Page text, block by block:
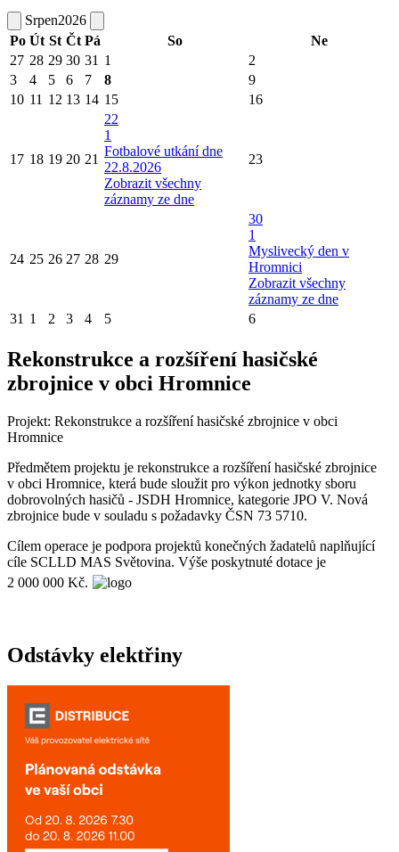
Srpen2026
Po Út St Čt Pá So
Ne
27 28 29 30 31 1
2
3
4 5 6 7 8
9
10 11 12 13 14 15 16
17 18 19 20 21
22
1
Fotbalové utkání dne
22.8.2026
Zobrazit všechny
záznamy ze dne
23
24 25 26 27 28 29
30
1
Myslivecký den v
Hromnici
Zobrazit všechny
záznamy ze dne
31 1 2 3 4 5 6
Rekonstrukce a rozšíření hasičské
zbrojnice v obci Hromnice
Projekt: Rekonstrukce a rozšíření hasičské zbrojnice v obci
Hromnice
Předmětem projektu je rekonstrukce a rozšíření hasičské zbrojnice
v obci Hromnice, která bude sloužit pro výkon jednotky sboru
dobrovolných hasičů - JSDH Hromnice, kategorie JPO V. Nová
zbrojnice bude v souladu s požadavky ČSN 73 5710.
Cílem operace je podpora projektů konečných žadatelů naplňující
cíle SCLLD MAS Světovina. Výše poskytnuté dotace je
2 000 000 Kč.
Odstávky elektřiny